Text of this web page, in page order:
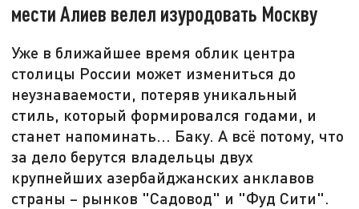
мести Алиев велел изуродовать Москву
Уже в ближайшее время облик центра
столицы России может измениться до
неузнаваемости, потеряв уникальный
стиль, который формировался годами, и
станет напоминать... Баку. А всё потому, что
за дело берутся владельцы двух
крупнейших азербайджанских анклавов
страны – рынков "Садовод" и "Фуд Сити".